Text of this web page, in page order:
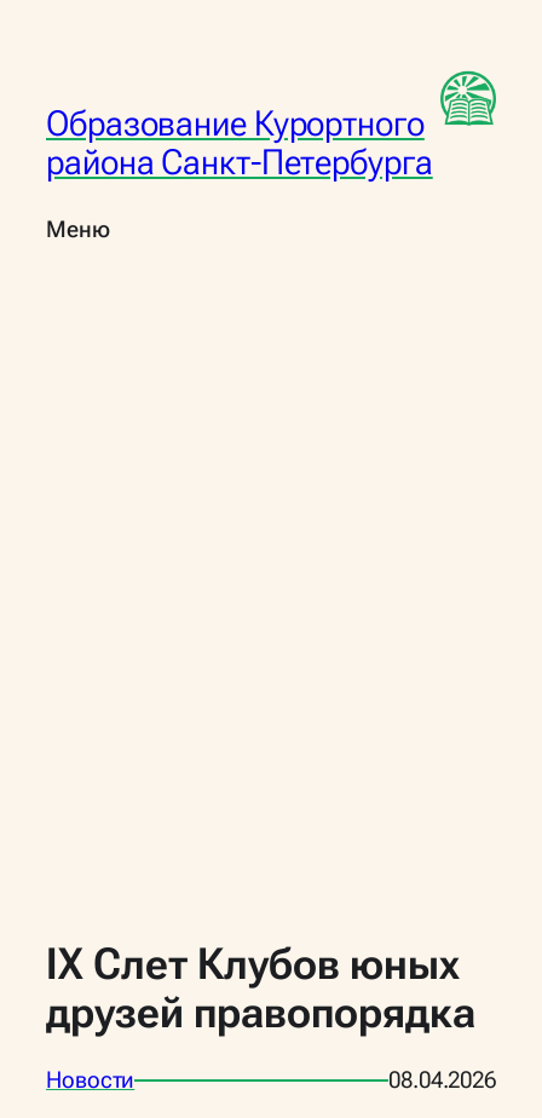
Образование Курортного
района Санкт-Петербурга
Меню
IX Слет Клубов юных
друзей правопорядка
Новости
08.04.2026